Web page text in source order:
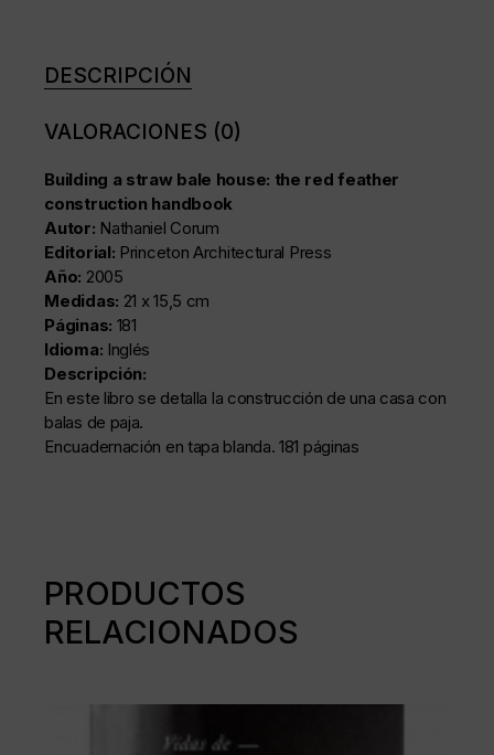
DESCRIPCIÓN
VALORACIONES (0)
Building a straw bale house: the red feather
construction handbook
Autor: Nathaniel Corum
Editorial: Princeton Architectural Press
Año: 2005
Medidas: 21 x 15,5 cm
Páginas: 181
Idioma: Inglés
Descripción:
En este libro se detalla la construcción de una casa con
balas de paja.
Encuadernación en tapa blanda. 181 páginas
PRODUCTOS
RELACIONADOS